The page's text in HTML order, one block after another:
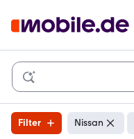
Filter Nissan